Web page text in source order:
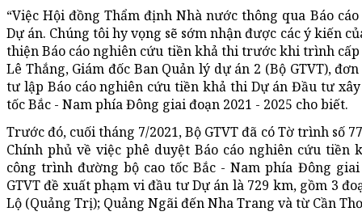
“Việc Hội đồng Thẩm định Nhà nước thông qua Báo
Dự án. Chúng tôi hy vọng sẽ sớm nhận được các ý kiến
thiện Báo cáo nghiên cứu tiền khả thi trước khi trình cấp
Lê Thắng, Giám đốc Ban Quản lý dự án 2 (Bộ GTVT),
tư lập Báo cáo nghiên cứu tiền khả thi Dự án Đầu tư
tốc Bắc - Nam phía Đông giai đoạn 2021 - 2025 cho biết.
Trước đó, cuối tháng 7/2021, Bộ GTVT đã có Tờ trình số
Chính phủ về việc phê duyệt Báo cáo nghiên cứu
công trình đường bộ cao tốc Bắc - Nam phía Đông giai
GTVT đề xuất phạm vi đầu tư Dự án là 729 km, gồm 3
Lộ (Quảng Trị); Quảng Ngãi đến Nha Trang và từ Cần